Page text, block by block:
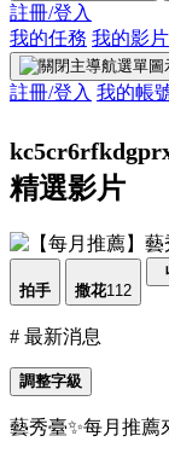
註冊/登入
我的任務 我的影片
註冊/登入 我的帳
精選影片
拍手 撒花112
# 最新消息
調整字級
藝秀臺✨每月推薦